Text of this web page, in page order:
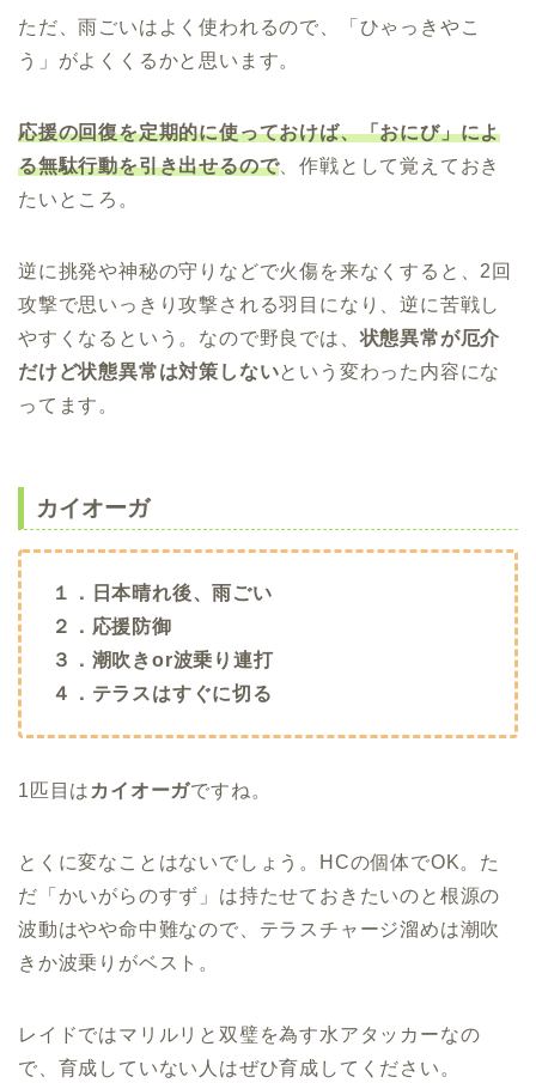
ただ、雨ごいはよく使われるので、「ひゃっきやこ
う」がよくくるかと思います。
応援の回復を定期的に使っておけば、「おにび」によ
る無駄行動を引き出せるので、作戦として覚えておき
たいところ。
逆に挑発や神秘の守りなどで火傷を来なくすると、2回
攻撃で思いっきり攻撃される羽目になり、逆に苦戦し
やすくなるという。なので野良では、状態異常が厄介
だけど状態異常は対策しないという変わった内容にな
ってます。
カイオーガ
１．日本晴れ後、雨ごい
２．応援防御
３．潮吹きor波乗り連打
４．テラスはすぐに切る
1匹目は カイオーガですね。
とくに変なことはないでしょう。HCの個体でOK。た
だ「かいがらのすず」は持たせておきたいのと根源の
波動はやや命中難なので、テラスチャージ溜めは潮吹
きか波乗りがベスト。
レイドではマリルリと双璧を為す水アタッカーなの
で、育成していない人はぜひ育成してください。